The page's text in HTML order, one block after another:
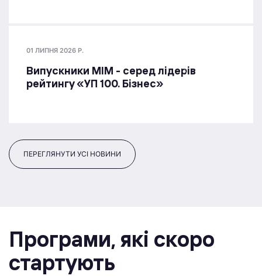
01 ЛИПНЯ 2026 Р.
Випускники МІМ - серед лідерів
рейтингу «УП 100. Бізнес»
ПЕРЕГЛЯНУТИ УСІ НОВИНИ
Програми, якi скоро
стартують